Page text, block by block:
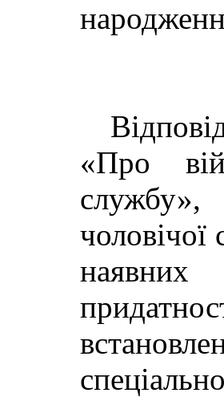
«Про
службу»,
чоловічої